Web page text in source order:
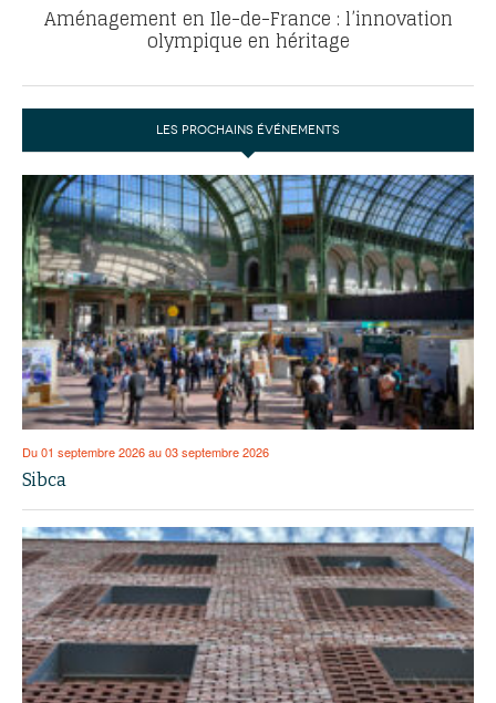
Aménagement en Ile-de-France : l’innovation
olympique en héritage
LES PROCHAINS ÉVÉNEMENTS
Du 01 septembre 2026 au 03 septembre 2026
Sibca